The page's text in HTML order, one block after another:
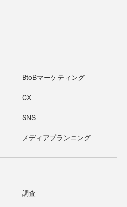
BtoBマーケティング
CX
SNS
メディアプランニング
調査